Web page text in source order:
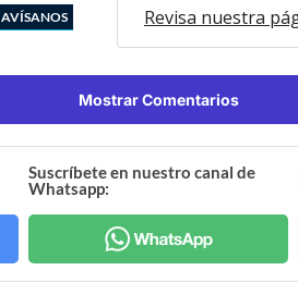
AVÍSANOS Revisa nuestra
Mostrar Comentarios
Suscríbete en nuestro canal de
Whatsapp: